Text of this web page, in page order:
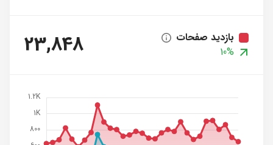
بازدید صفحات
10%
23,848